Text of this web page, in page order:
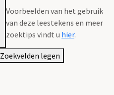
Voorbeelden van het gebruik
van deze leestekens en meer
zoektips vindt u hier.
Zoekvelden legen